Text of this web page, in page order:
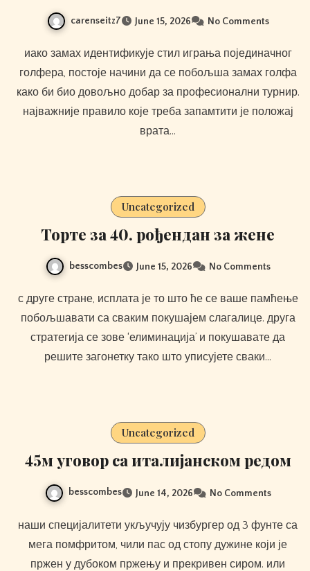
carenseitz7 June 15, 2026 No Comments
иако замах идентификује стил играња појединачног
голфера, постоје начини да се побољша замах голфа
како би био довољно добар за професионални турнир.
најважније правило које треба запамтити је положај
врата…
Uncategorized
Торте за 40. рођендан за жене
besscombes June 15, 2026 No Comments
с друге стране, исплата је то што ће се ваше памћење
побољшавати са сваким покушајем слагалице. друга
стратегија се зове ‘елиминација’ и покушавате да
решите загонетку тако што уписујете сваки…
Uncategorized
45м уговор са италијанском редом
besscombes June 14, 2026 No Comments
наши специјалитети укључују чизбургер од 3 фунте са
мега помфритом, чили пас од стопу дужине који је
пржен у дубоком пржењу и прекривен сиром. или